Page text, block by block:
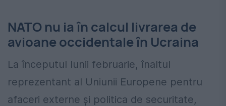
NATO nu ia în calcul livrarea de
avioane occidentale în Ucraina
La începutul lunii februarie, înaltul
reprezentant al Uniunii Europene pentru
afaceri externe şi politica de securitate,